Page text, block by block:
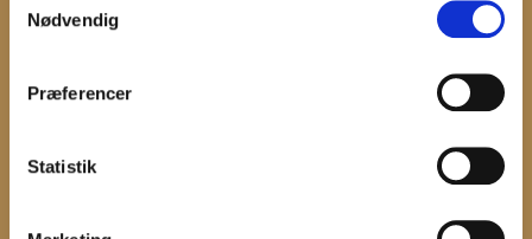
Nødvendig
Præferencer
Statistik